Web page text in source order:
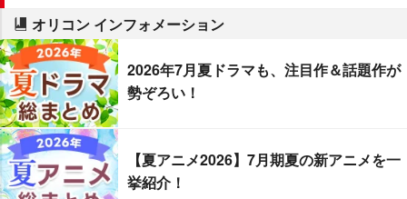
オリコン インフォメーション
2026年7月夏ドラマも、注目作＆話題作が
勢ぞろい！
【夏アニメ2026】7月期夏の新アニメを一
挙紹介！